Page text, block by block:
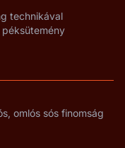
technikával
omlós sós finomság